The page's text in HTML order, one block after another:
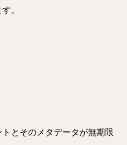
。
とそのメタデータが無期限